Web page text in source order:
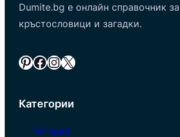
Dumite.bg е онлайн справочник
кръстословици и загадки.
Pinterest Facebook InstagramX
Категории
Загадки